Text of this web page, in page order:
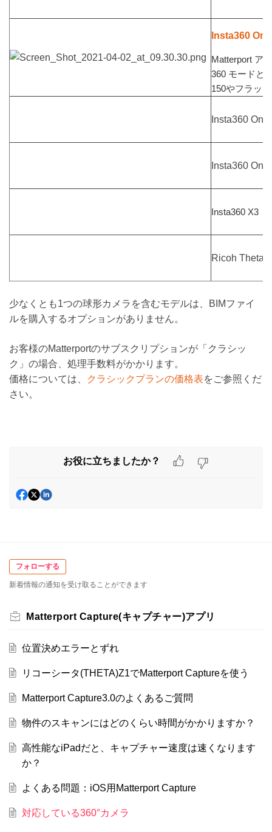
Insta360
Matterport ア
360 モードと
150やフラッ
Insta360 One
Insta360
Insta360 X3
Ricoh Theta
少なくとも1つの球形カメラを含むモデルは、BIMファイ
ルを購入するオプションがありません。
お客様のMatterportのサブスクリプションが「クラシッ
ク」の場合、処理手数料がかかります。
価格については、
クラシックプランの価格表をご参照くだ
さい。
お役に立ちましたか？
フォローする
新着情報の通知を受け取ることができます
Matterport Capture(キャプチャー)アプリ
位置決めエラーとずれ
リコーシータ(THETA)Z1でMatterport Captureを使う
Matterport Capture3.0のよくあるご質問
物件のスキャンにはどのくらい時間がかかりますか？
高性能なiPadだと、キャプチャー速度は速くなります
か？
よくある問題：iOS用Matterport Capture
対応している360°カメラ